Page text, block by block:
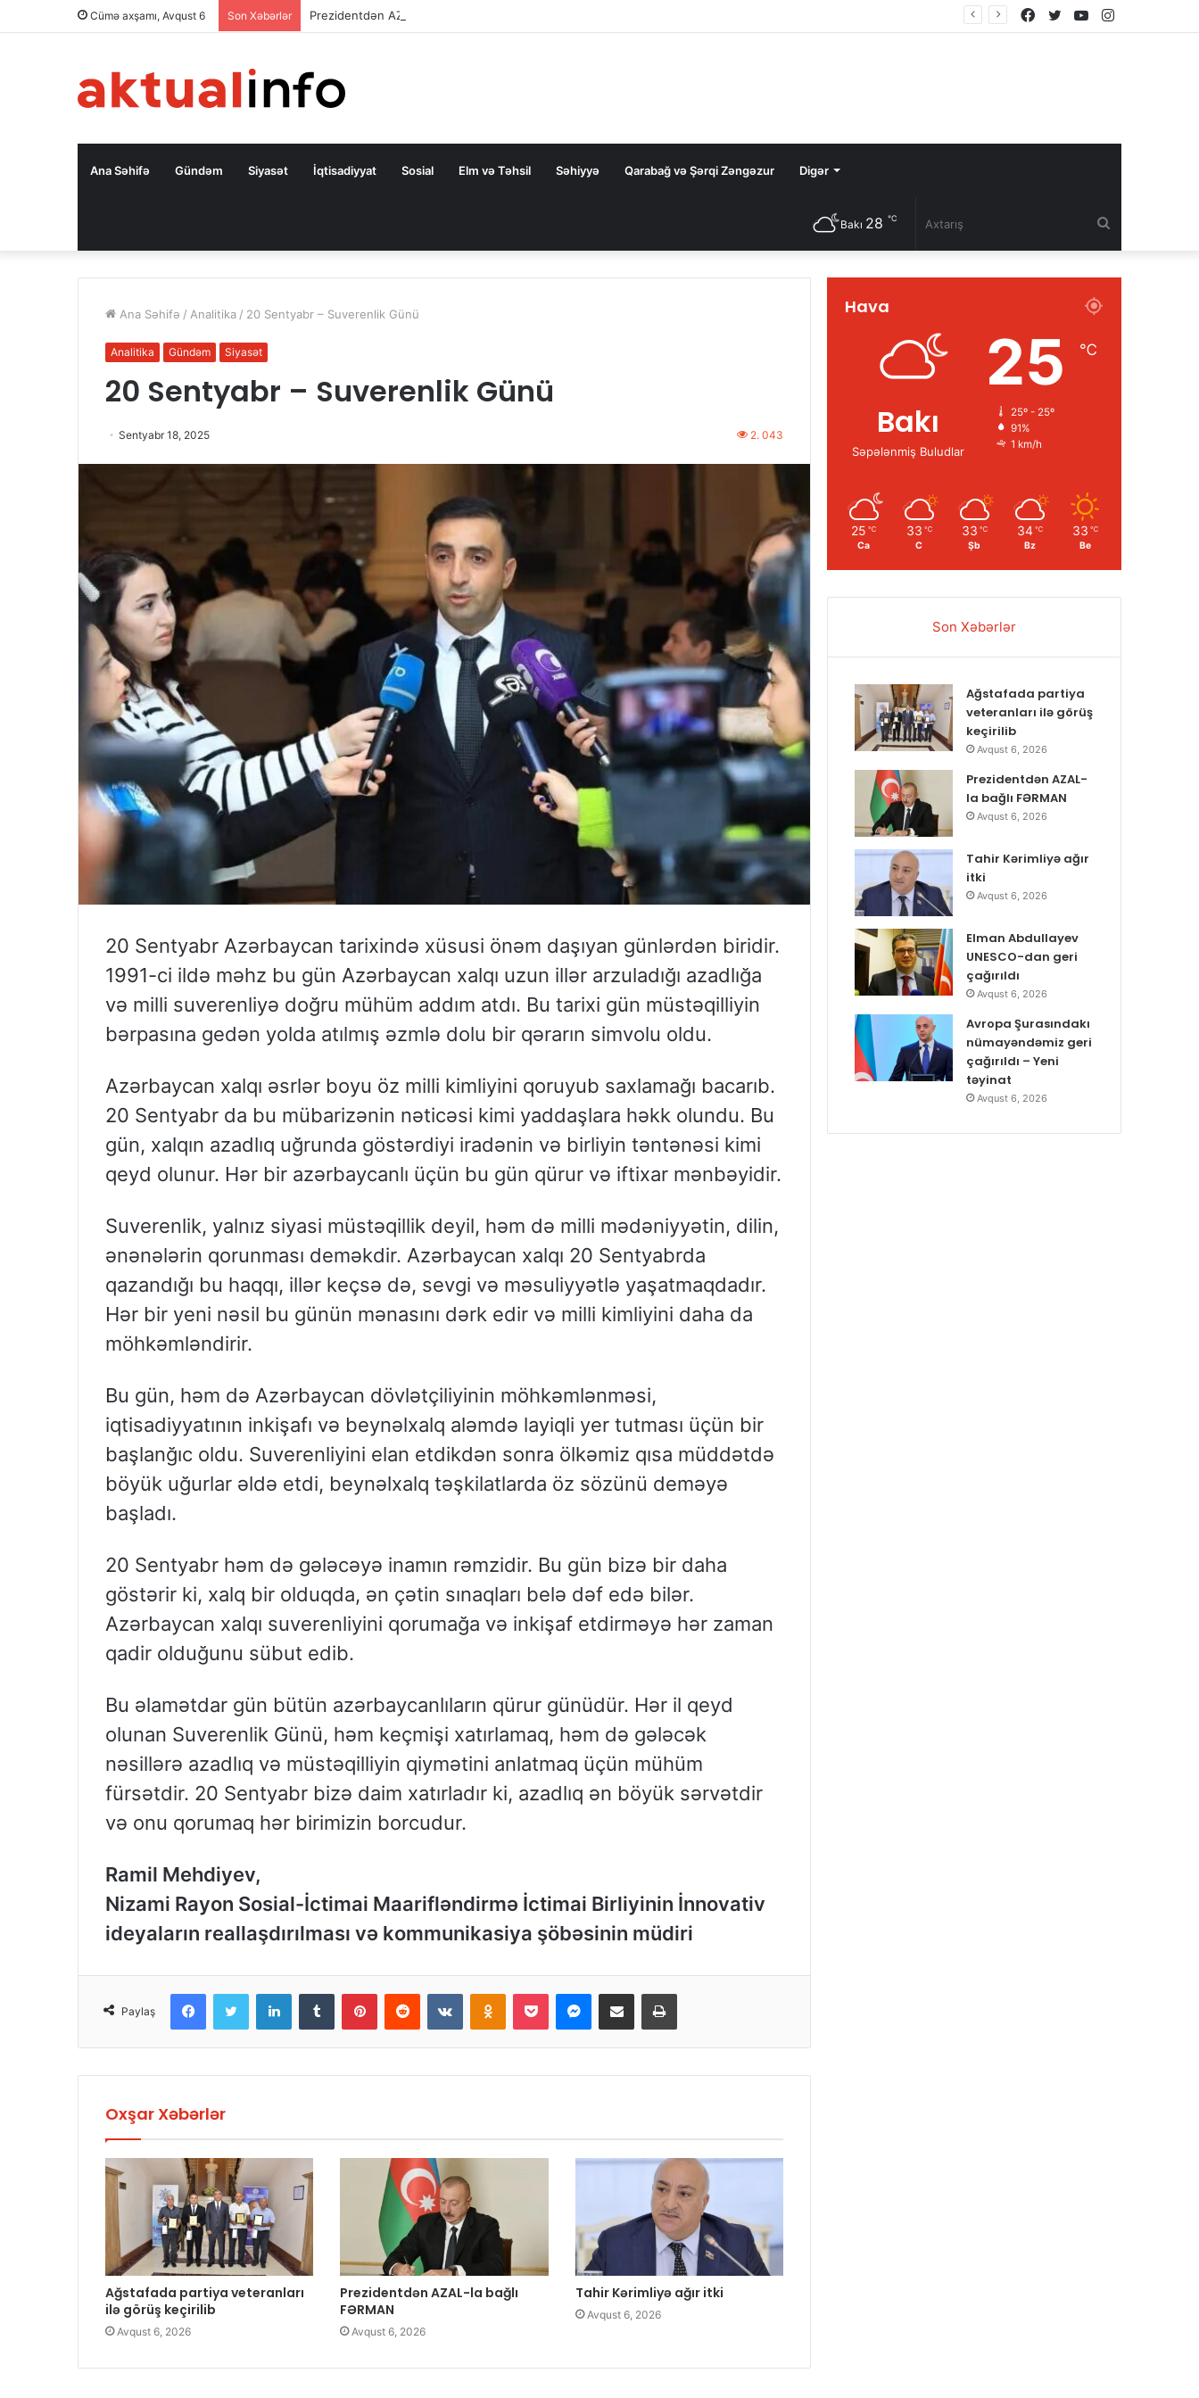
Cümə axşamı, Avqust 6 Son Xəbərlər Prezidentdən AZAL-la bağlı FƏRMAN YouTube
Twitter
Facebook
Ana Səhifə Gündəm Siyasət İqtisadiyyat Sosial Elm və Təhsil Səhiyyə Qarabağ və Şərqi Zəngəzur Digər
Bakı 28 ℃
Ana Səhifə / Analitika / 20 Sentyabr – Suverenlik Günü
Analitika Gündəm Siyasət
20 Sentyabr – Suverenlik Günü
Sentyabr 18, 2025 2. 043
20 Sentyabr Azərbaycan tarixində xüsusi önəm daşıyan günlərdən biridir.
1991-ci ildə məhz bu gün Azərbaycan xalqı uzun illər arzuladığı azadlığa
və milli suverenliyə doğru mühüm addım atdı. Bu tarixi gün müstəqilliyin
bərpasına gedən yolda atılmış əzmlə dolu bir qərarın simvolu oldu.
Azərbaycan xalqı əsrlər boyu öz milli kimliyini qoruyub saxlamağı bacarıb.
20 Sentyabr da bu mübarizənin nəticəsi kimi yaddaşlara həkk olundu. Bu
gün, xalqın azadlıq uğrunda göstərdiyi iradənin və birliyin təntənəsi kimi
qeyd olunur. Hər bir azərbaycanlı üçün bu gün qürur və iftixar mənbəyidir.
Suverenlik, yalnız siyasi müstəqillik deyil, həm də milli mədəniyyətin, dilin,
ənənələrin qorunması deməkdir. Azərbaycan xalqı 20 Sentyabrda
qazandığı bu haqqı, illər keçsə də, sevgi və məsuliyyətlə yaşatmaqdadır.
Hər bir yeni nəsil bu günün mənasını dərk edir və milli kimliyini daha da
möhkəmləndirir.
Bu gün, həm də Azərbaycan dövlətçiliyinin möhkəmlənməsi,
iqtisadiyyatının inkişafı və beynəlxalq aləmdə layiqli yer tutması üçün bir
başlanğıc oldu. Suverenliyini elan etdikdən sonra ölkəmiz qısa müddətdə
böyük uğurlar əldə etdi, beynəlxalq təşkilatlarda öz sözünü deməyə
başladı.
20 Sentyabr həm də gələcəyə inamın rəmzidir. Bu gün bizə bir daha
göstərir ki, xalq bir olduqda, ən çətin sınaqları belə dəf edə bilər.
Azərbaycan xalqı suverenliyini qorumağa və inkişaf etdirməyə hər zaman
qadir olduğunu sübut edib.
Bu əlamətdar gün bütün azərbaycanlıların qürur günüdür. Hər il qeyd
olunan Suverenlik Günü, həm keçmişi xatırlamaq, həm də gələcək
nəsillərə azadlıq və müstəqilliyin qiymətini anlatmaq üçün mühüm
fürsətdir. 20 Sentyabr bizə daim xatırladır ki, azadlıq ən böyük sərvətdir
və onu qorumaq hər birimizin borcudur.
Ramil Mehdiyev,
Nizami Rayon Sosial-İctimai Maarifləndirmə İctimai Birliyinin İnnovativ
ideyaların reallaşdırılması və kommunikasiya şöbəsinin müdiri
Paylaş
Oxşar Xəbərlər
Ağstafada partiya veteranları
ilə görüş keçirilib
Avqust 6, 2026
Prezidentdən AZAL-la bağlı
FƏRMAN
Avqust 6, 2026
Tahir Kərimliyə ağır itki
Avqust 6, 2026
Hava
Bakı
Səpələnmiş Buludlar
25 ℃
25º - 25º
91%
1 km/h
25 ℃
Ca
33 ℃
C
33 ℃
Şb
34 ℃
Bz
33 ℃
Be
Son Xəbərlər
Ağstafada partiya
veteranları ilə görüş
keçirilib
Avqust 6, 2026
Prezidentdən AZAL-
la bağlı FƏRMAN
Avqust 6, 2026
Tahir Kərimliyə ağır
itki
Avqust 6, 2026
Elman Abdullayev
UNESCO-dan geri
çağırıldı
Avqust 6, 2026
Avropa Şurasındakı
nümayəndəmiz geri
çağırıldı – Yeni
təyinat
Avqust 6, 2026